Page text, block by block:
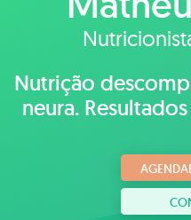
Nutrição
neura.